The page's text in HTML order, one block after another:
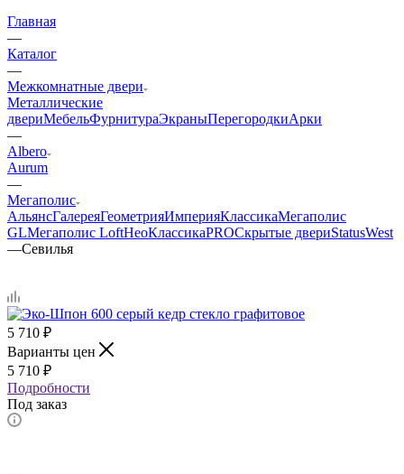
Главная
—
Каталог
—
Межкомнатные двери
Металлические
двериМебельФурнитураЭкраныПерегородкиАрки
—
Albero
Aurum
—
Мегаполис
АльянсГалереяГеометрияИмперияКлассикаМегаполис
GLМегаполис LoftНеоКлассикаPROСкрытые двериStatusWest
—Севилья
5 710 ₽
Варианты цен
5 710 ₽
Подробности
Под заказ